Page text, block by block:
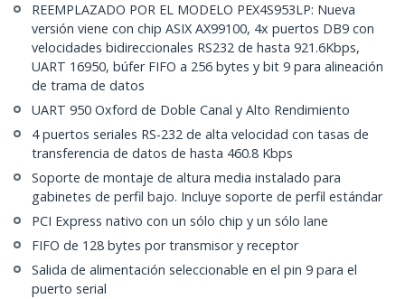
REEMPLAZADO POR EL MODELO PEX4S953LP: Nueva
versión viene con chip ASIX AX99100, 4x puertos DB9 con
velocidades bidireccionales RS232 de hasta 921.6Kbps,
UART 16950, búfer FIFO a 256 bytes y bit 9 para alineación
de trama de datos
UART 950 Oxford de Doble Canal y Alto Rendimiento
4 puertos seriales RS-232 de alta velocidad con tasas de
transferencia de datos de hasta 460.8 Kbps
Soporte de montaje de altura media instalado para
gabinetes de perfil bajo. Incluye soporte de perfil estándar
PCI Express nativo con un sólo chip y un sólo lane
FIFO de 128 bytes por transmisor y receptor
Salida de alimentación seleccionable en el pin 9 para el
puerto serial